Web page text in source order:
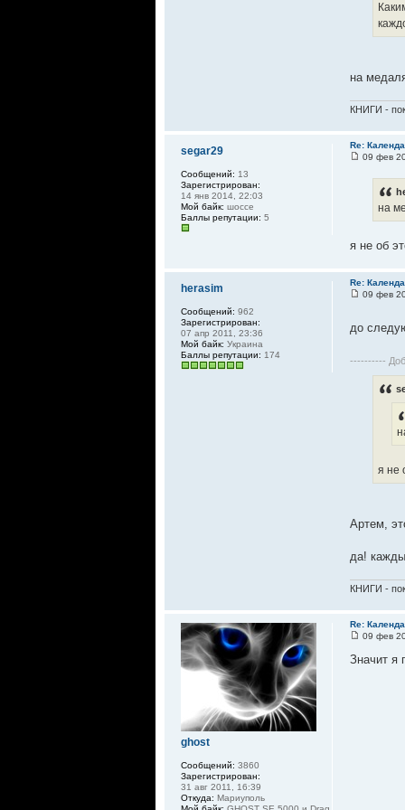
на
КНИГИ -
Re:
09 фев
на
я не об
segar29
Сообщений: 13
Зарегистрирован:
14 янв 2014, 22:03
Мой байк: шоссе
Баллы репутации: 5
Re:
09 фев
до
----------
я не
Артем,
да!
КНИГИ -
herasim
Сообщений: 962
Зарегистрирован:
07 апр 2011, 23:36
Мой байк: Украина
Баллы репутации: 174
Re:
09 фев
Значит я
ghost
Сообщений: 3860
Зарегистрирован:
31 авг 2011, 16:39
Откуда: Мариуполь